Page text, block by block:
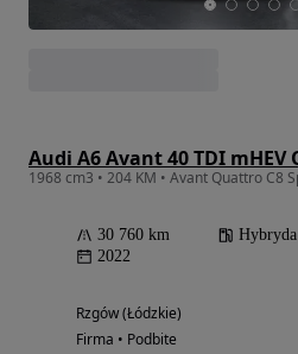
30 760 km Hybryda
2022
Rzgów (Łódzkie)
Firma • Podbite